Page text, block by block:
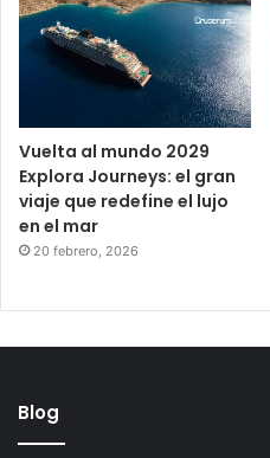
Vuelta al mundo 2029
Explora Journeys: el gran
viaje que redefine el lujo
en el mar
20 febrero, 2026
Blog